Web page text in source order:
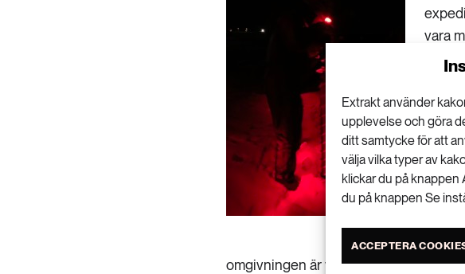
Extrakt använder
upplevelse och göra
ditt samtycke för att
välja vilka typer av
klickar du på knappen
du på knappen Se
ACCEPTERA
vara
hjälp
– I
och vi
rött
omgivningen är vit.